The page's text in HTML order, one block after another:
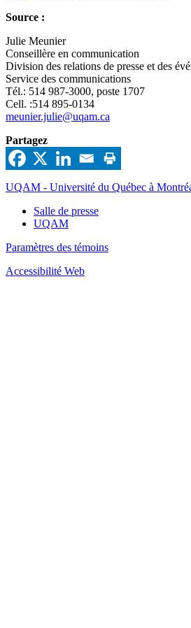
Source :
Julie Meunier
Conseillère en communication
Division des relations de presse et des
Service des communications
Tél.: 514 987-3000, poste 1707
Cell. :514 895-0134
meunier.julie@uqam.ca
Partagez
UQAM - Université du Québec à
Salle de presse
UQAM
Paramètres des témoins
Accessibilité Web